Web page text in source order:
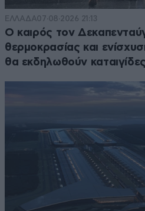
ΕΛΛΑΔΑ07·08·2026 21:13
Ο καιρός τον
θερμοκρασίας και
θα εκδηλωθούν καταιγίδες